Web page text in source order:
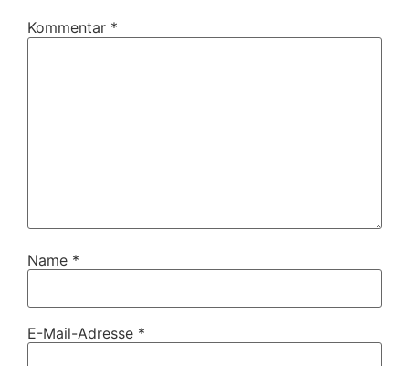
Kommentar *
Name *
E-Mail-Adresse *